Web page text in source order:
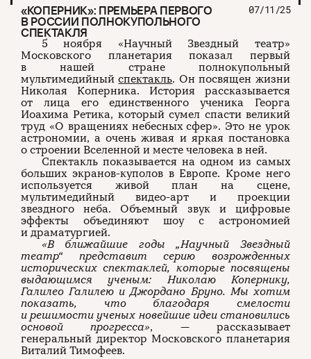
«КОПЕРНИК»: ПРЕМЬЕРА ПЕРВОГО
В РОССИИ ПОЛНОКУПОЛЬНОГО
СПЕКТАКЛЯ
07/11/25
5 ноября «Научный Звездный театр»
Московского планетария показал первый
в нашей стране полнокупольный
мультимедийныйспектакль. Он посвящен жизни
Николая Коперника. История рассказывается
от лица его единственного ученика Георга
Иоахима Ретика, который сумел спасти великий
труд «О вращениях небесных сфер». Это не урок
астрономии, а очень живая и яркая постановка
о строении Вселенной и месте человека в ней.
Спектакль показывается на одном из самых
больших экранов-куполов в Европе. Кроме него
используется живой план на сцене,
мультимедийный видео-арт и проекции
звездного неба. Объемный звук и цифровые
эффекты объединяют шоу с астрономией
и драматургией.
«В ближайшие годы „Научный Звездный
театр“представит серию возрожденных
исторических спектаклей, которые посвящены
выдающимся ученым: Николаю Копернику,
Галилео Галилею и Джордано Бруно. Мы хотим
показать, что благодаря смелости
и решимости ученых новейшие идеи становились
основой прогресса», — рассказывает
генеральный директор Московского планетария
Виталий Тимофеев.
О проекте
Команда
Авторы
Журнал
ЧТИВО ДОМ
YouTube
Telegram
VK
Рекламодателям